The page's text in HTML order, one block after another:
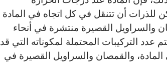
للذرات أن تتنقل في كل اتجاه في المادة
والسراويل القصيرة منتشرة في أنحاء
عدد التركيبات المحتملة لمكوناته التي قد
والقمصان والسراويل القصيرة في